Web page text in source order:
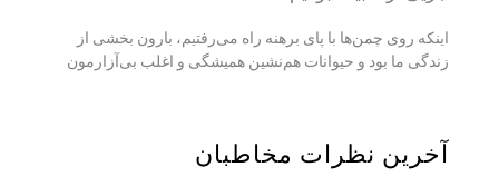
اینکه روی چمن‌ها با پای برهنه راه می‌رفتیم، بارون بخشی از
زندگی ما بود و حیوانات هم‌نشین همیشگی و اغلب بی‌آزارمون
آخرین نظرات مخاطبان